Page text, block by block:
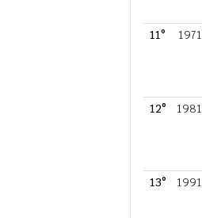
11°
1971
12°
1981
13°
1991